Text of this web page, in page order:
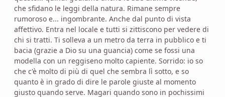
che sfidano le leggi della natura. Rimane sempre
rumoroso e... ingombrante. Anche dal punto di vista
affettivo. Entra nel locale e tutti si zittiscono per vedere di
chi si tratti. Ti solleva a un metro da terra in pubblico e ti
bacia (grazie a Dio su una guancia) come se fossi una
modella con un reggiseno molto capiente. Sorrido: io so
che c'è molto di più di quel che sembra lì sotto, e so
quanto è in grado di dire le parole giuste al momento
giusto quando serve. Magari quando sono in pochissimi